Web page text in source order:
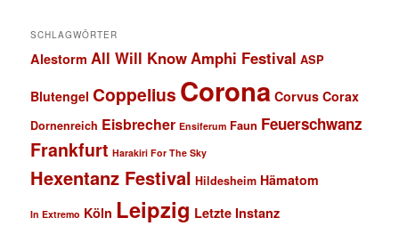
SCHLAGWÖRTER
Alestorm All Will KnowAmphi Festival ASP
Blutengel Coppelius Corona Corvus Corax
Dornenreich Eisbrecher Ensiferum Faun Feuerschwanz
Frankfurt Harakiri For The Sky
Hexentanz Festival Hildesheim Hämatom
In Extremo Köln Leipzig Letzte Instanz